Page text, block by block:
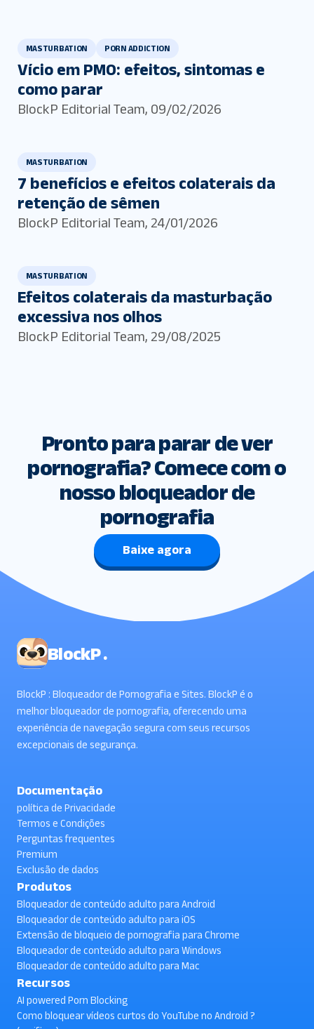
MASTURBATION PORN ADDICTION
Vício em PMO: efeitos, sintomas e
como parar
BlockP Editorial Team, 09/02/2026
MASTURBATION
7 benefícios e efeitos colaterais da
retenção de sêmen
BlockP Editorial Team, 24/01/2026
MASTURBATION
Efeitos colaterais da masturbação
excessiva nos olhos
BlockP Editorial Team, 29/08/2025
Pronto para parar de ver
pornografia? Comece com o
nosso bloqueador de
pornografia
Baixe agora
BlockP .
BlockP : Bloqueador de Pornografia e Sites. BlockP é o
melhor bloqueador de pornografia, oferecendo uma
experiência de navegação segura com seus recursos
excepcionais de segurança.
Documentação
política de Privacidade
Termos e Condições
Perguntas frequentes
Premium
Exclusão de dados
Produtos
Bloqueador de conteúdo adulto para Android
Bloqueador de conteúdo adulto para iOS
Extensão de bloqueio de pornografia para Chrome
Bloqueador de conteúdo adulto para Windows
Bloqueador de conteúdo adulto para Mac
Recursos
AI powered Porn Blocking
Como bloquear vídeos curtos do YouTube no Android ?